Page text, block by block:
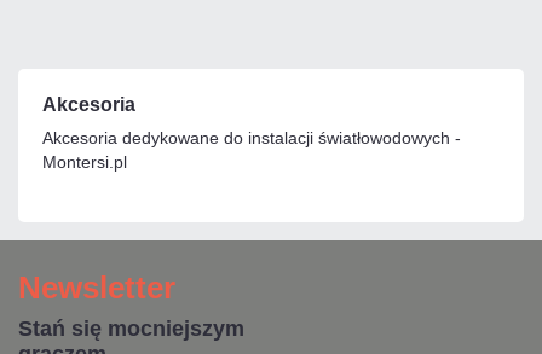
Akcesoria
Akcesoria dedykowane do instalacji światłowodowych -
Montersi.pl
Newsletter
Stań się mocniejszym